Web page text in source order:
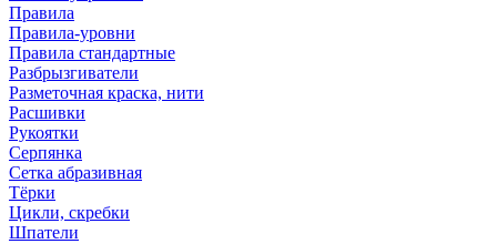
Правила
Правила-уровни
Правила стандартные
Разбрызгиватели
Разметочная краска, нити
Расшивки
Рукоятки
Серпянка
Сетка абразивная
Тёрки
Цикли, скребки
Шпатели